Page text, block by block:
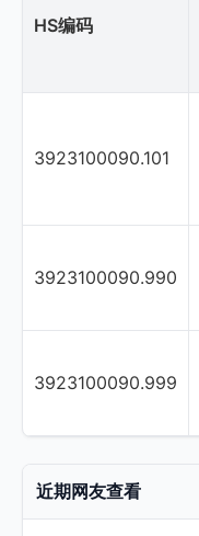
HS编码
3923100090.101
3923100090.990
3923100090.999
近期网友查看